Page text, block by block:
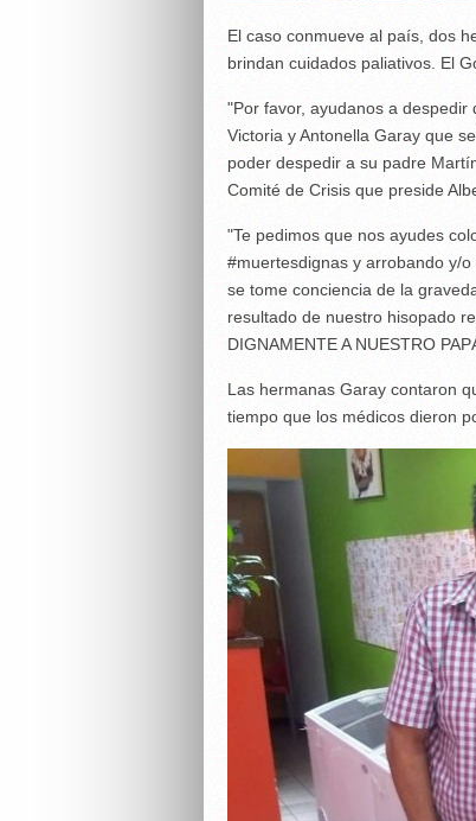
El caso conmueve al país, dos
brindan cuidados paliativos. El
"Por favor, ayudanos a
Victoria y Antonella Garay que
poder despedir a su padre
Comité de Crisis que preside
"Te pedimos que nos ayudes
#muertesdignas y arrobando y/
se tome conciencia de la
resultado de nuestro hisopado
DIGNAMENTE A NUESTRO
Las hermanas Garay contaron
tiempo que los médicos dieron